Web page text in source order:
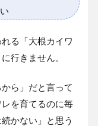
る「大根カイワ
行きません。
ら」だと言って
を育てるのに毎
かない」と思う